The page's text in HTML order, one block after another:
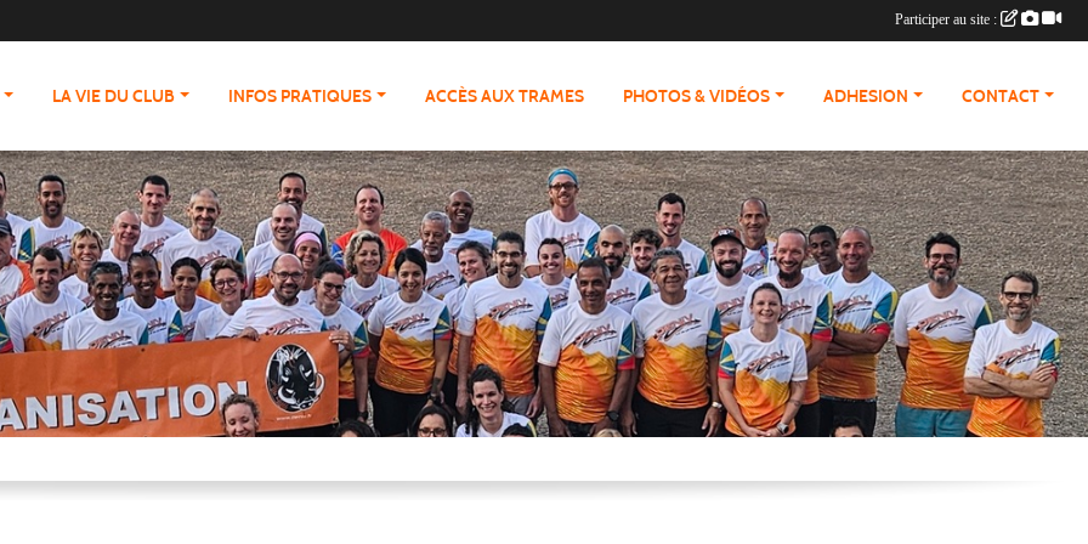
LA VIE DU CLUB INFOS PRATIQUES ACCÈS AUX TRAMES PHOTOS & VIDÉOS ADHESION CONTACT
Participer au site :